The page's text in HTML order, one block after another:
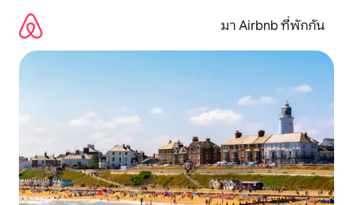
เนื้อหา
มา Airbnb ที่พักกัน